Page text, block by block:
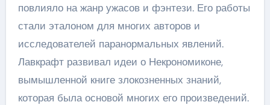
повлияло на жанр ужасов и фэнтези. Его работы
стали эталоном для многих авторов и
исследователей паранормальных явлений.
Лавкрафт развивал идеи о Некрономиконе,
вымышленной книге злокозненных знаний,
которая была основой многих его произведений.